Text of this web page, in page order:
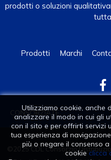
prodotti o soluzioni
Prodotti Marchi
CONSORZIATE
Utilizziamo cookie, anche
analizzare il modo in cui gli
con il sito e per offrirti servizi
tua esperienza di
più o negare il consenso
cookie clicca
©2025 CDL Consorzio